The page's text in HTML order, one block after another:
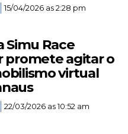
15/04/2026 as 2:28 pm
Simu Race
promete agitar o
virtual
22/03/2026 as 10:52 am